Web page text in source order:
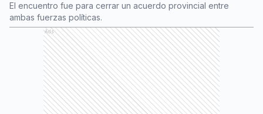
El encuentro fue para cerrar un acuerdo provincial entre
ambas fuerzas políticas.
Ads